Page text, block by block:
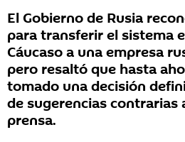
El Gobierno de Rusia
para transferir el sistema
Cáucaso a una empresa
pero resaltó que hasta
tomado una decisión
de sugerencias contrarias
prensa.